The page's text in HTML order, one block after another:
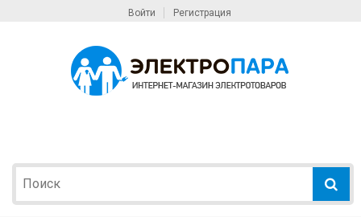
Войти Регистрация